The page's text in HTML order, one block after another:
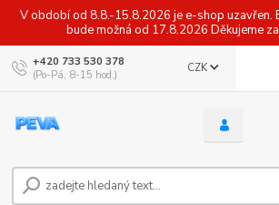
V období od 8.8.-15.8.2026 je e-shop uzavřen.
bude možná od 17.8.2026 Děkujeme
CZK
+420 733 530 378
(Po-Pá, 8-15 hod.)